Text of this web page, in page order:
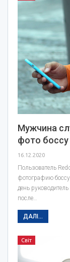
Мужчина
фото
16.12.2020
Пользователь
фотографию
день
после…
ДАЛІ...
Світ